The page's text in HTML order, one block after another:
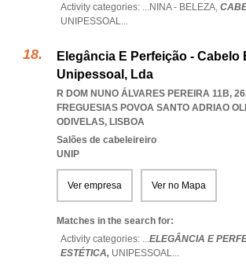
Activity categories: ...NINA - BELEZA,
UNIPESSOAL...
Elegância E Perfeição - Cabelo
Unipessoal, Lda
R DOM NUNO ÁLVARES PEREIRA 11B,
FREGUESIAS POVOA SANTO ADRIAO
ODIVELAS, LISBOA
Salões de cabeleireiro
UNIP
Ver empresa Ver no Mapa
Matches in the search for:
Activity categories: ...ELEGÂNCIA E
ESTÉTICA, UNIPESSOAL...